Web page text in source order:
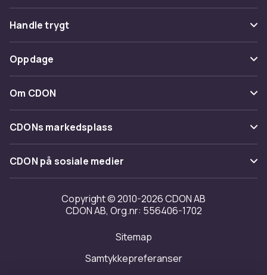
Vanlige spørsmål
Spor pakke
Angre & returner her
Kontakt oss
Handle trygt
Betaling
Levering
Tilbakekallinger
Oppdage
Kategorier
Varemerker
Om CDON
Om oss
Kundeanmeldelser
Jobbe på CDON
Investor relations
Tilgjengelighet
CDONs markedsplass
Merchant Help Center
CDON på sosiale medier
Copyright © 2010-2026 CDON AB
CDON AB, Org.nr: 556406-1702
Sitemap
Samtykkepreferanser